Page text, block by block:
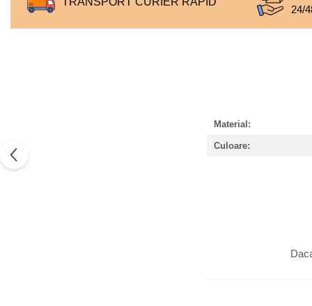
24/
Material:
Culoare: